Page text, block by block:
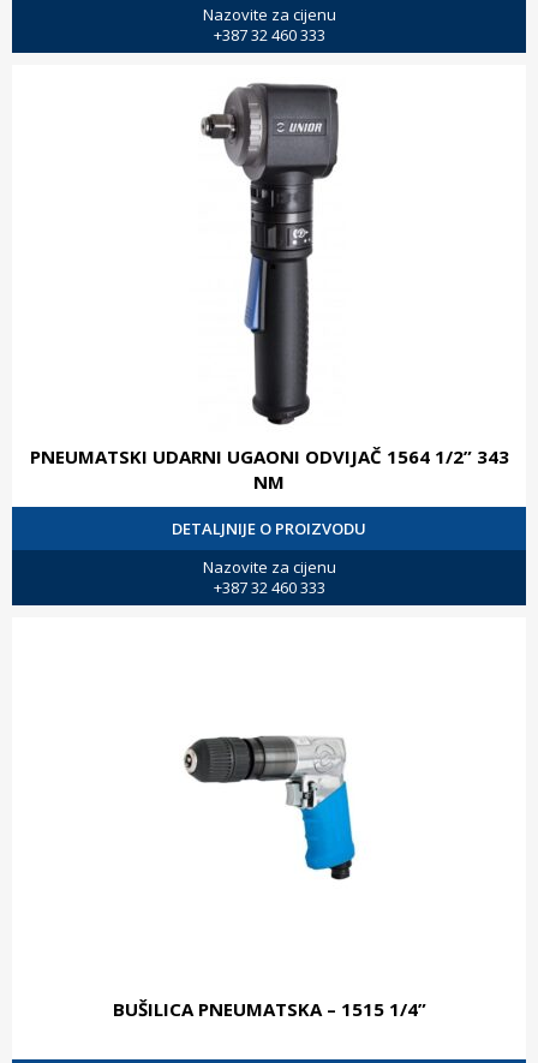
Nazovite za cijenu
+387 32 460 333
PNEUMATSKI UDARNI UGAONI ODVIJAČ 1564 1/2” 343
NM
DETALJNIJE O PROIZVODU
Nazovite za cijenu
+387 32 460 333
BUŠILICA PNEUMATSKA – 1515 1/4”